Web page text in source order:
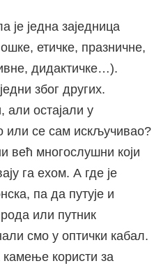
је једна заједница
етичке, празничне,
дидактичке…).
због других.
али остајали у
или се сам искључивао?
већ многослушни који
га ехом. А где је
па да путује и
или путник
смо у оптички кабал.
камење користи за